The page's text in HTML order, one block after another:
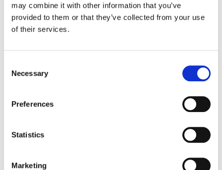
may combine it with other information that you’ve
provided to them or that they’ve collected from your use
of their services.
Selection
Necessary
Preferences
Statistics
Marketing
Izolațiile termice diferă în funcție de
tipul materialului, deoarece fiecare
ce privește eficiența. De asemenea,
fiecare dintre materiale prezintă
caracteristici diferite de montaj, care de
cele mai multe ori influențează
Discutăm în cele ce urmează despre
spumă poliuretanică și despre avantajele